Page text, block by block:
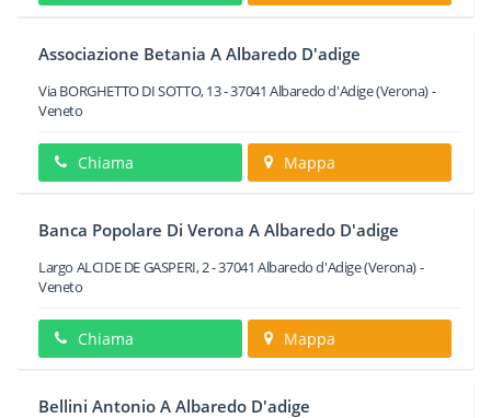
Associazione Betania A Albaredo D'adige
Via BORGHETTO DI SOTTO, 13-37041 Albaredo d'Adige(Verona) -
Veneto
Chiama Mappa
Banca Popolare Di Verona A Albaredo D'adige
Largo ALCIDE DE GASPERI, 2-37041 Albaredo d'Adige(Verona) -
Veneto
Chiama Mappa
Bellini Antonio A Albaredo D'adige